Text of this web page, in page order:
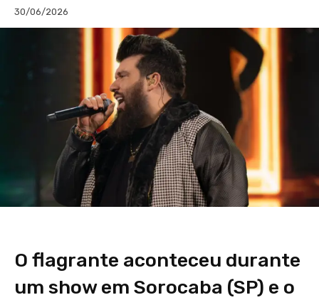
30/06/2026
O flagrante aconteceu durante
um show em Sorocaba (SP) e o